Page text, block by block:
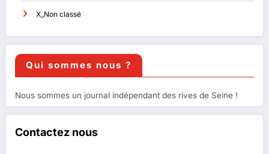
X_Non classé
Qui sommes nous ?
Nous sommes un journal indépendant des rives de Seine !
Contactez nous